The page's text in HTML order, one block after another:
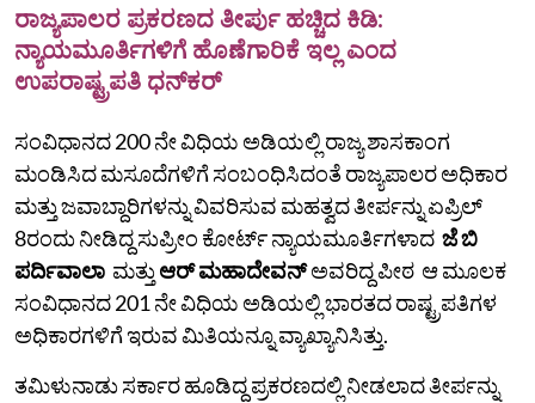
ರಾಜ್ಯಪಾಲರ ಪ್ರಕರಣದ ತೀರ್ಪು ಹಚ್ಚಿದ ಕಿಡಿ:
ನ್ಯಾಯಮೂರ್ತಿಗಳಿಗೆ ಹೊಣೆಗಾರಿಕೆ ಇಲ್ಲ ಎಂದ
ಉಪರಾಷ್ಟ್ರಪತಿ ಧನ್‌ಕರ್‌
ಸಂವಿಧಾನದ 200 ನೇ ವಿಧಿಯ ಅಡಿಯಲ್ಲಿ ರಾಜ್ಯ ಶಾಸಕಾಂಗ
ಮಂಡಿಸಿದ ಮಸೂದೆಗಳಿಗೆ ಸಂಬಂಧಿಸಿದಂತೆ ರಾಜ್ಯಪಾಲರ ಅಧಿಕಾರ
ಮತ್ತು ಜವಾಬ್ದಾರಿಗಳನ್ನು ವಿವರಿಸುವ ಮಹತ್ವದ ತೀರ್ಪನ್ನು ಏಪ್ರಿಲ್
8ರಂದು ನೀಡಿದ್ದ ಸುಪ್ರೀಂ ಕೋರ್ಟ್‌ ನ್ಯಾಯಮೂರ್ತಿಗಳಾದ ಜೆ ಬಿ
ಪರ್ದಿವಾಲಾ ಮತ್ತು ಆರ್ ಮಹಾದೇವನ್ಅವರಿದ್ದ ಪೀಠ ಆ ಮೂಲಕ
ಸಂವಿಧಾನದ 201 ನೇ ವಿಧಿಯ ಅಡಿಯಲ್ಲಿ ಭಾರತದ ರಾಷ್ಟ್ರಪತಿಗಳ
ಅಧಿಕಾರಗಳಿಗೆ ಇರುವ ಮಿತಿಯನ್ನೂ ವ್ಯಾಖ್ಯಾನಿಸಿತ್ತು.
ತಮಿಳುನಾಡು ಸರ್ಕಾರ ಹೂಡಿದ್ದ ಪ್ರಕರಣದಲ್ಲಿ ನೀಡಲಾದ ತೀರ್ಪನ್ನು